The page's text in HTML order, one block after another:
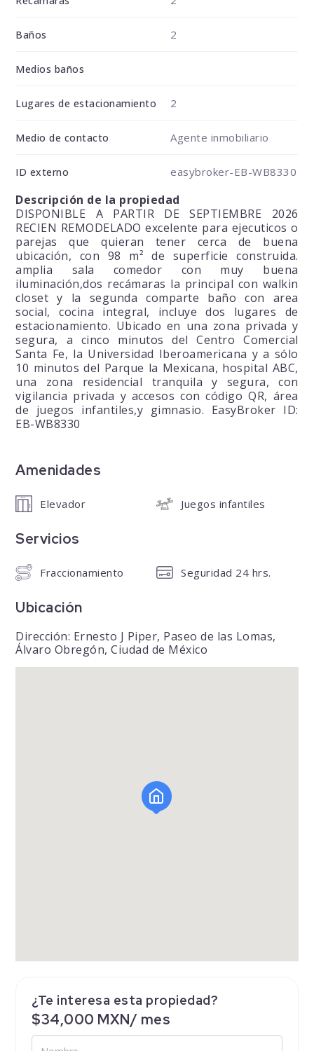
Baños 2
Medios baños
Lugares de estacionamiento 2
Medio de contacto Agente inmobiliario
ID externo easybroker-EB-WB8330
Descripción de la propiedad
DISPONIBLE A PARTIR DE SEPTIEMBRE 2026
RECIEN REMODELADO excelente para ejecuticos o
parejas que quieran tener cerca de buena
ubicación, con 98 m² de superficie construida.
amplia sala comedor con muy buena
iluminación,dos recámaras la principal con walkin
closet y la segunda comparte baño con area
social, cocina integral, incluye dos lugares de
estacionamiento. Ubicado en una zona privada y
segura, a cinco minutos del Centro Comercial
Santa Fe, la Universidad Iberoamericana y a sólo
10 minutos del Parque la Mexicana, hospital ABC,
una zona residencial tranquila y segura, con
vigilancia privada y accesos con código QR, área
de juegos infantiles,y gimnasio. EasyBroker ID:
EB-WB8330
¿Te interesa esta propiedad?
$34,000 MXN/ mes
Amenidades
Elevador Juegos infantiles
Servicios
Fraccionamiento Seguridad 24 hrs.
Ubicación
Dirección: Ernesto J Piper, Paseo de las Lomas,
Álvaro Obregón, Ciudad de México